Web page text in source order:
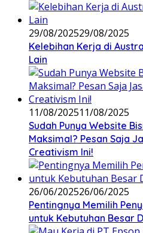
29/08/202529/08/2025
Kelebihan Kerja di
Lain
11/08/202511/08/2025
Sudah Punya Website
Maksimal? Pesan Saja
Creativism Ini!
26/06/202526/06/2025
Pentingnya Memilih
untuk Kebutuhan Besar